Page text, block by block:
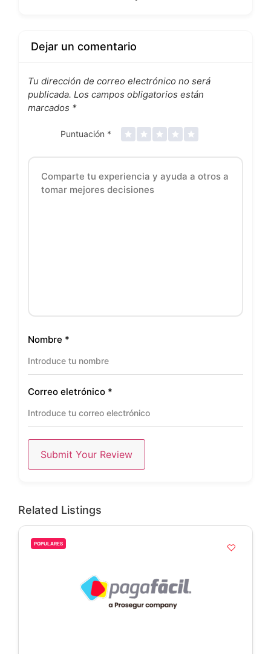
Dejar un comentario
Tu dirección de correo electrónico no será
publicada. Los campos obligatorios están
marcados *
Puntuación *
Nombre *
Correo eletrónico *
Submit Your Review
Related Listings
POPULARES